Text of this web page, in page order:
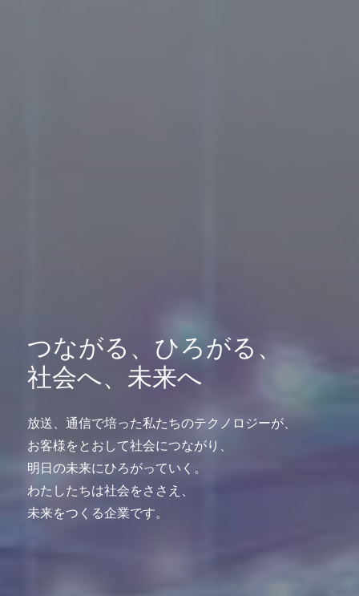
つながる、ひろがる、
社会へ、未来へ
放送、通信で培った私たちのテクノロジーが、
お客様をとおして社会につながり、
明日の未来にひろがっていく。
わたしたちは社会をささえ、
未来をつくる企業です。